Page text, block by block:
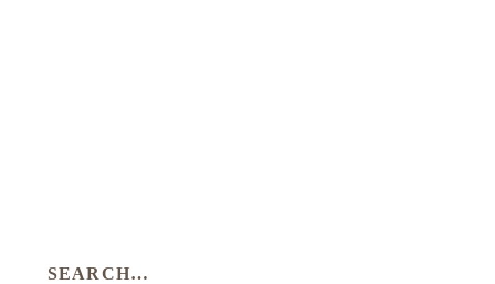
SEARCH…